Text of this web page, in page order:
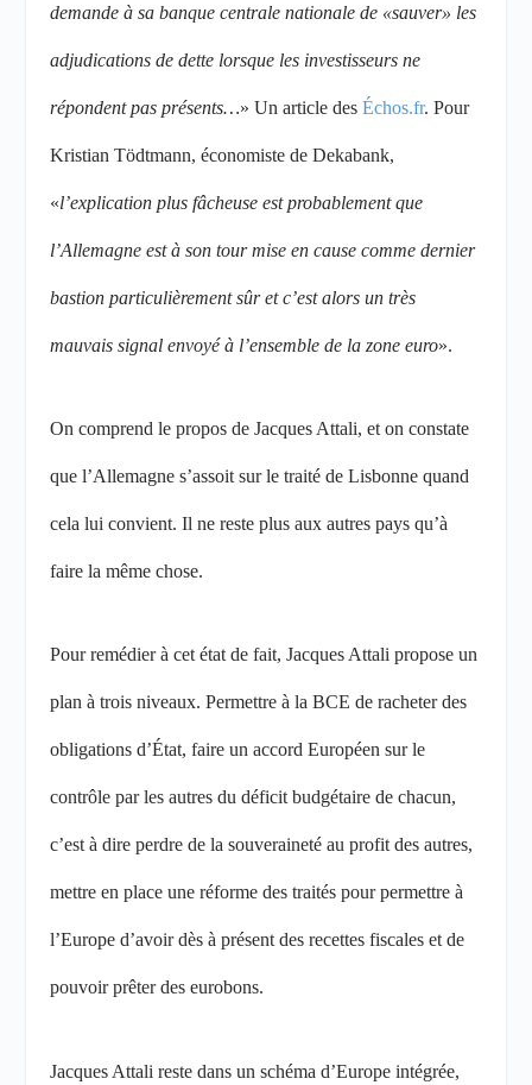
demande à sa banque centrale nationale de «sauver» les
adjudications de dette lorsque les investisseurs ne
répondent pas présents…» Un article desÉchos.fr. Pour
Kristian Tödtmann, économiste de Dekabank,
«l’explication plus fâcheuse est probablement que
l’Allemagne est à son tour mise en cause comme dernier
bastion particulièrement sûr et c’est alors un très
mauvais signal envoyé à l’ensemble de la zone euro».
On comprend le propos de Jacques Attali, et on constate
que l’Allemagne s’assoit sur le traité de Lisbonne quand
cela lui convient. Il ne reste plus aux autres pays qu’à
faire la même chose.
Pour remédier à cet état de fait, Jacques Attali propose un
plan à trois niveaux. Permettre à la BCE de racheter des
obligations d’État, faire un accord Européen sur le
contrôle par les autres du déficit budgétaire de chacun,
c’est à dire perdre de la souveraineté au profit des autres,
mettre en place une réforme des traités pour permettre à
l’Europe d’avoir dès à présent des recettes fiscales et de
pouvoir prêter des eurobons.
Jacques Attali reste dans un schéma d’Europe intégrée,